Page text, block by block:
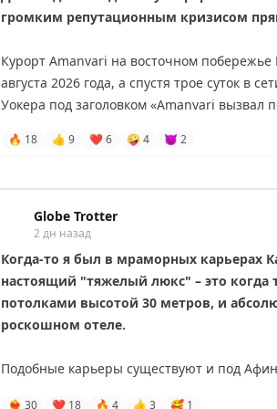
19. Ванкувер
громким репутационным кризисом
Курорт Amanvari на восточном
августа 2026 года, а спустя трое суток в
Уокера под заголовком «Amanvari вызвал
и заранее предупредил отель о съемке,
сокращение потока гостей ради отладки
же ночь продолжали продаваться на
истории оказался менеджмент: когда
въезде, не позволила связаться с
показал на своем канале.
Попытки деэскалировать конфликт со
а негативные отзывы в Google – их за
🔥 18 👍 9 ❤ 6 🤪 4 😈 2
Globe Trotter
2 дн назад
Когда-то я был в мраморных карьерах
настоящий "тяжелый люкс" – это
потолками высотой 30 метров, и
роскошном отеле.
Подобные карьеры существуют и под
❤‍🔥 30 ❤ 18 🔥 4 👍 3 🥰 1